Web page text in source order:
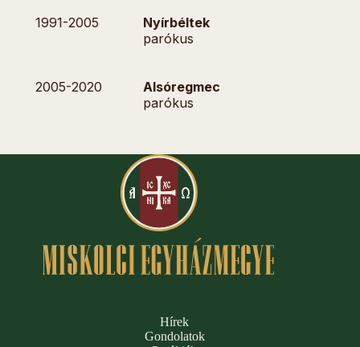
1991-2005
Nyírbéltek
parókus
2005-2020
Alsóregmec
parókus
Hírek
Gondolatok